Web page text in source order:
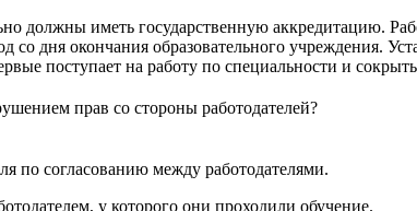
должны иметь государственную аккредитацию.
со дня окончания образовательного учреждения.
поступает на работу по специальности и
прав со стороны работодателей?
по согласованию между работодателями.
у которого они проходили обучение.